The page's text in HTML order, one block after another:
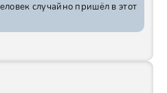
случайно пришёл в этот